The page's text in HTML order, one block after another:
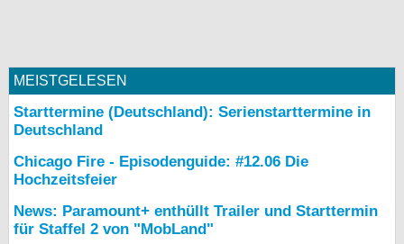
MEISTGELESEN
Starttermine (Deutschland): Serienstarttermine in
Deutschland
Chicago Fire - Episodenguide: #12.06 Die
Hochzeitsfeier
News: Paramount+ enthüllt Trailer und Starttermin
für Staffel 2 von "MobLand"